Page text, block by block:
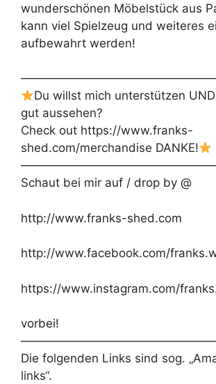
wunderschönen Möbelstück aus
kann viel Spielzeug und weiteres
aufbewahrt werden!
Du willst mich unterstützen
gut aussehen?
Check out https://www.franks-
shed.com/merchandise DANKE!
Schaut bei mir auf / drop by @
http://www.franks-shed.com
http://www.facebook.com/
https://www.instagram.com/
vorbei!
Die folgenden Links sind sog.
links“.